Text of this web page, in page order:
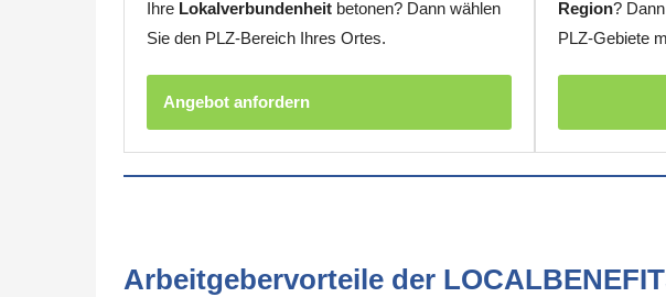
Ihre Lokalverbundenheit betonen? Dann wählen
Sie den PLZ-Bereich Ihres Ortes.
Angebot anfordern
Region?
PLZ-Gebiete
Arbeitgebervorteile der